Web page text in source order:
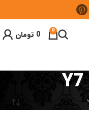
0
0 تومان